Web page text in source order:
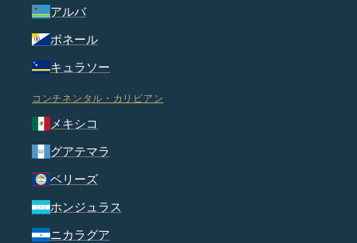
アルバ
ボネール
キュラソー
コンチネンタル・カリビアン
メキシコ
グアテマラ
ベリーズ
ホンジュラス
ニカラグア